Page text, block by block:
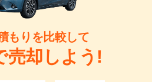
もりを比較して
売却しよう!